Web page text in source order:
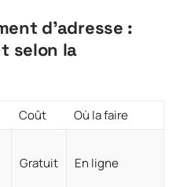
d’adresse :
selon la
Coût
Où la faire
Gratuit En ligne